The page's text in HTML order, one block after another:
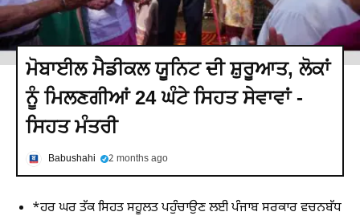
ਮੋਬਾਈਲ ਮੈਡੀਕਲ ਯੂਨਿਟ ਦੀ ਸ਼ੁਰੂਆਤ, ਲੋਕਾਂ
ਨੂੰ ਮਿਲਣਗੀਆਂ 24 ਘੰਟੇ ਸਿਹਤ ਸੇਵਾਵਾਂ -
ਸਿਹਤ ਮੰਤਰੀ
Babushahi 2 months ago
*ਹਰ ਘਰ ਤੱਕ ਸਿਹਤ ਸਹੂਲਤ ਪਹੁੰਚਾਉਣ ਲਈ ਪੰਜਾਬ ਸਰਕਾਰ ਵਚਨਬੱਧ